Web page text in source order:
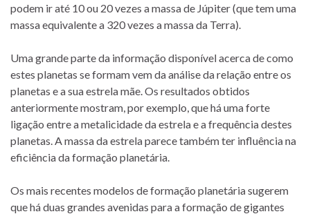
podem ir até 10 ou 20 vezes a massa de Júpiter (que tem uma
massa equivalente a 320 vezes a massa da Terra).
Uma grande parte da informação disponível acerca de como
estes planetas se formam vem da análise da relação entre os
planetas e a sua estrela mãe. Os resultados obtidos
anteriormente mostram, por exemplo, que há uma forte
ligação entre a metalicidade da estrela e a frequência destes
planetas. A massa da estrela parece também ter influência na
eficiência da formação planetária.
Os mais recentes modelos de formação planetária sugerem
que há duas grandes avenidas para a formação de gigantes